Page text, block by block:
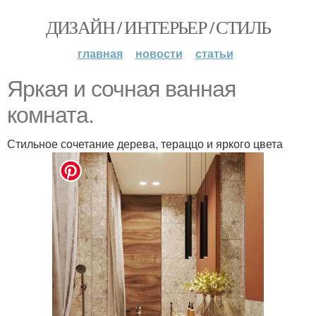
ДИЗАЙН / ИНТЕРЬЕР / СТИЛЬ
главная новости статьи
Яркая и сочная ванная
комната.
Стильное сочетание дерева, тераццо и яркого цвета